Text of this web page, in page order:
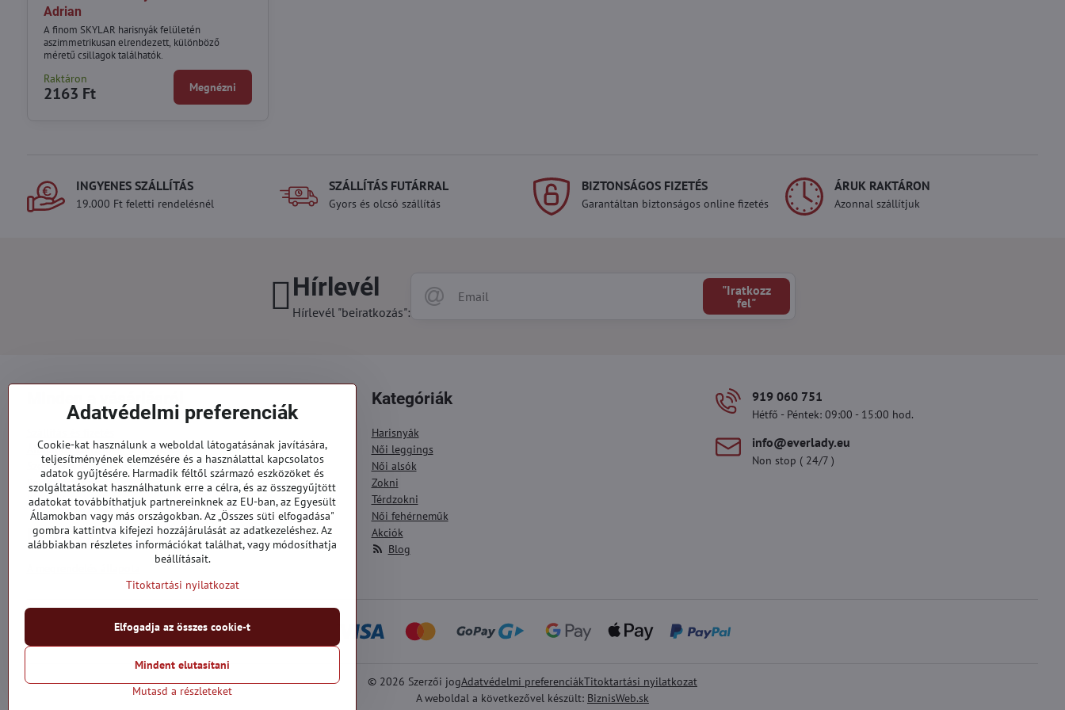
Adrian
A finom SKYLAR harisnyák felületén
aszimmetrikusan elrendezett, különböző
méretű csillagok találhatók.
Raktáron
2163 Ft Megnézni
INGYENES SZÁLLÍTÁS
19.000 Ft feletti rendelésnél
SZÁLLÍTÁS FUTÁRRAL
Gyors és olcsó szállítás
BIZTONSÁGOS FIZETÉS
Garantáltan biztonságos online fizetés
ÁRUK RAKTÁRON
Azonnal szállítjuk
Hírlevél
Hírlevél "beiratkozás":
"Iratkozz
fel"
Általános szerződési feltételek
Személyes adatok védelme
Reklamációs űrlap
Kapcsolatt
Megrendelések
Kategóriák
Harisnyák
Női leggings
Női alsók
Zokni
Térdzokni
Női fehérneműk
Akciók
Blog
919 060 751
Hétfő - Péntek: 09:00 - 15:00 hod.
info​@everlady​.eu
Non stop ( 24/7 )
© 2026 Szerzői jogAdatvédelmi preferenciákTitoktartási nyilatkozat
A weboldal a következővel készült: BiznisWeb.sk
Adatvédelmi preferenciák
Cookie-kat használunk a weboldal látogatásának javítására,
teljesítményének elemzésére és a használattal kapcsolatos
adatok gyűjtésére. Harmadik féltől származó eszközöket és
szolgáltatásokat használhatunk erre a célra, és az összegyűjtött
adatokat továbbíthatjuk partnereinknek az EU-ban, az Egyesült
Államokban vagy más országokban. Az „Összes süti elfogadása"
gombra kattintva kifejezi hozzájárulását az adatkezeléshez. Az
alábbiakban részletes információkat találhat, vagy módosíthatja
beállításait.
Titoktartási nyilatkozat
Mutasd a részleteket
Elfogadja az összes cookie-t
Mindent elutasítani